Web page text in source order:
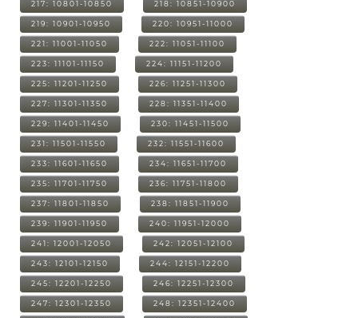
217: 10801-10850 218: 10851-10900
219: 10901-10950 220: 10951-11000
221: 11001-11050 222: 11051-11100
223: 11101-11150 224: 11151-11200
225: 11201-11250 226: 11251-11300
227: 11301-11350 228: 11351-11400
229: 11401-11450 230: 11451-11500
231: 11501-11550 232: 11551-11600
233: 11601-11650 234: 11651-11700
235: 11701-11750 236: 11751-11800
237: 11801-11850 238: 11851-11900
239: 11901-11950 240: 11951-12000
241: 12001-12050 242: 12051-12100
243: 12101-12150 244: 12151-12200
245: 12201-12250 246: 12251-12300
247: 12301-12350 248: 12351-12400